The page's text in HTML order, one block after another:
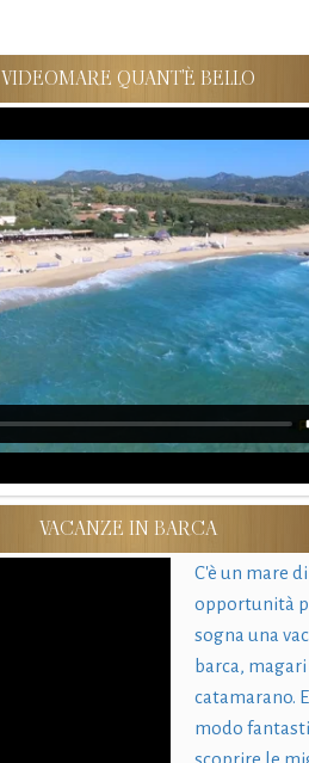
VIDEOMARE QUANT'È BELLO
VACANZE IN BARCA
C'è un mare di
opportunità
sogna una
barca,
catamarano.
modo
scoprire le